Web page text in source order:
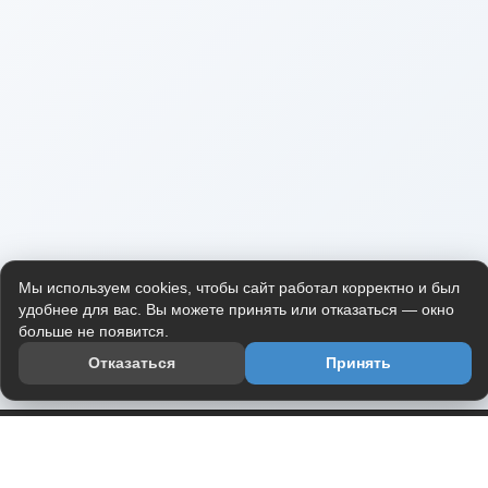
Мы используем cookies, чтобы сайт работал корректно и был
удобнее для вас. Вы можете принять или отказаться — окно
больше не появится.
Отказаться
Принять